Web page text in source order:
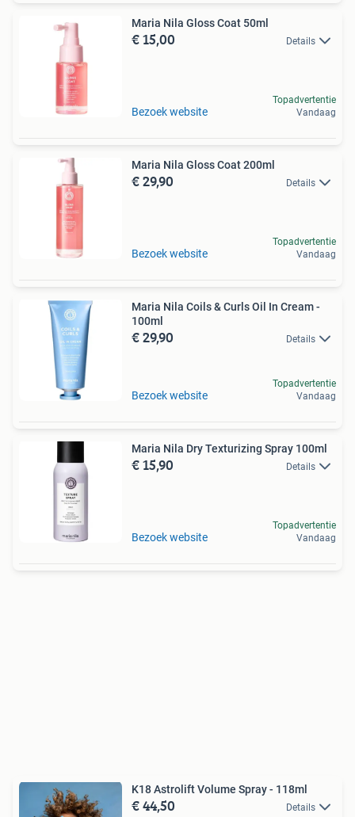
Maria Nila Gloss Coat 50ml
€ 15,00 Details
Bezoek website
Topadvertentie
Vandaag
Maria Nila Gloss Coat 200ml
€ 29,90 Details
Bezoek website
Topadvertentie
Vandaag
Maria Nila Coils & Curls Oil In Cream -
100ml
€ 29,90 Details
Bezoek website
Topadvertentie
Vandaag
Maria Nila Dry Texturizing Spray 100ml
€ 15,90 Details
Bezoek website
Topadvertentie
Vandaag
K18 Astrolift Volume Spray - 118ml
€ 44,50 Details